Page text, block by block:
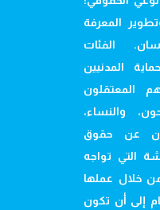
المعرفة
الفئات
المدنيين
المعتقلون
والنساء،
عن حقوق
التي تواجه
خلال عملها
إلى أن تكون